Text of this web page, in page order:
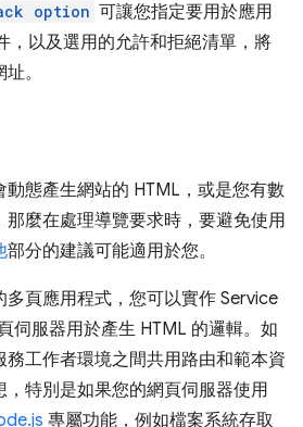
option 可讓您指定要用於應用
，以及選用的允許和拒絕清單，將
。
態產生網站的 HTML，或是您有數
麼在處理導覽要求時，要避免使用
部分的建議可能適用於您。
頁應用程式，您可以實作 Service
伺服器用於產生 HTML 的邏輯。如
工作者環境之間共用路由和範本資
特別是如果您的網頁伺服器使用
專屬功能，例如檔案系統存取